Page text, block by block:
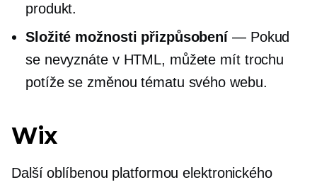
produkt.
Složité možnosti přizpůsobení — Pokud
se nevyznáte v HTML, můžete mít trochu
potíže se změnou tématu svého webu.
Wix
Další oblíbenou platformou elektronického